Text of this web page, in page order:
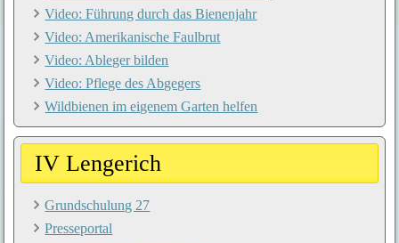
Video: Führung durch das Bienenjahr
Video: Amerikanische Faulbrut
Video: Ableger bilden
Video: Pflege des Abgegers
Wildbienen im eigenem Garten helfen
IV Lengerich
Grundschulung 27
Presseportal